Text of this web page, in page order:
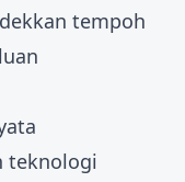
tempoh
teknologi